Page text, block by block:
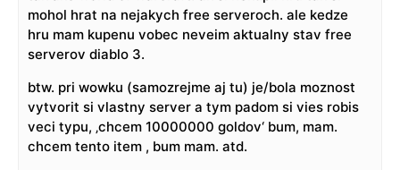
mohol hrat na nejakych free serveroch. ale kedze
hru mam kupenu vobec neveim aktualny stav free
serverov diablo 3.
btw. pri wowku (samozrejme aj tu) je/bola moznost
vytvorit si vlastny server a tym padom si vies robis
veci typu, ‚chcem 10000000 goldov‘ bum, mam.
chcem tento item , bum mam. atd.